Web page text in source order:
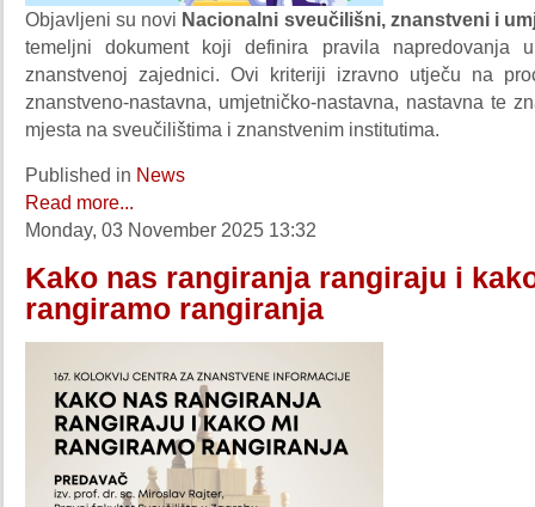
Objavljeni su novi Nacionalni sveučilišni, znanstveni i
temeljni dokument koji definira pravila napredovanja
znanstvenoj zajednici. Ovi kriteriji izravno utječu na
znanstveno-nastavna, umjetničko-nastavna, nastavna te
mjesta na sveučilištima i znanstvenim institutima.
Published in News
Read more...
Monday, 03 November 2025 13:32
Kako nas rangiranja rangiraju i
rangiramo rangiranja